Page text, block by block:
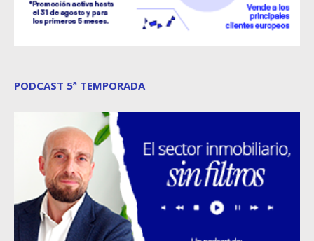
PODCAST 5ª TEMPORADA